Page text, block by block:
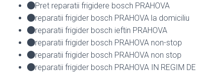
Pret reparatii frigidere bosch PRAHOVA
reparatii frigider bosch PRAHOVA la domiciliu
reparatii frigider bosch ieftin PRAHOVA
reparatii frigider bosch PRAHOVA non-stop
reparatii frigider bosch PRAHOVA non stop
reparatii frigider bosch PRAHOVA IN REGIM DE